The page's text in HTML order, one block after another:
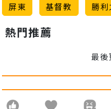
屏東 基督教 勝
熱門推薦
最